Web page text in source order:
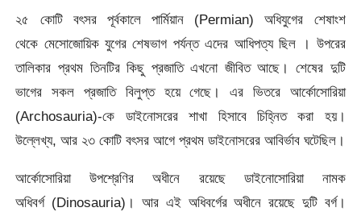
২৫ কোটি বৎসর পূর্বকালে পার্মিয়ান (Permian) অধিযুগের শেষাংশ
থেকে মেসোজোয়িক যুগের শেষভাগ পর্যন্ত এদের আধিপত্য ছিল । উপরের
তালিকার প্রথম তিনটির কিছু প্রজাতি এখনো জীবিত আছে। শেষের দুটি
ভাগের সকল প্রজাতি বিলুপ্ত হয়ে গেছে। এর ভিতরে আর্কোসোরিয়া
(Archosauria)-কে
ডাইনোসরের শাখা হিসাবে চিহ্নিত করা হয়।
উল্লেখ্য, আর ২৩ কোটি বৎসর আগে প্রথম ডাইনোসরের আবির্ভাব ঘটেছিল।
আর্কোসোরিয়া উপশ্রেণির অধীনে রয়েছে ডাইনোসোরিয়া নামক
অধিবর্গ (Dinosauria)। আর এই অধিবর্গের অধীনে রয়েছে দুটি বর্গ।